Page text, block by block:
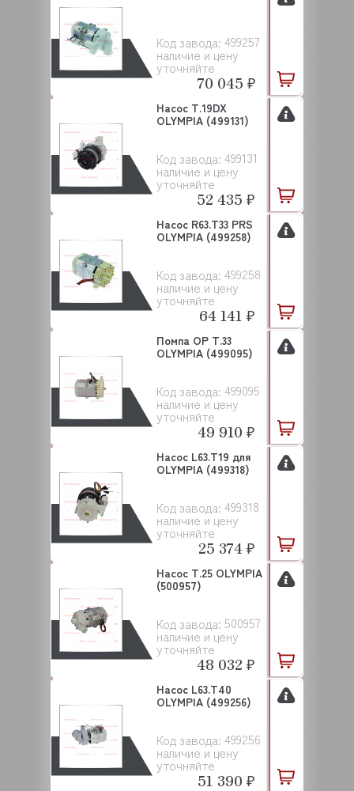
Код завода: 499257
наличие и цену
уточняйте
70 045 ₽
Код завода: 499131
наличие и цену
уточняйте
Насос T.19DX
OLYMPIA (499131)
52 435 ₽
Код завода: 499258
наличие и цену
уточняйте
Насос R63.T33 PRS
OLYMPIA (499258)
64 141 ₽
Код завода: 499095
наличие и цену
уточняйте
Помпа OP T.33
OLYMPIA (499095)
49 910 ₽
Код завода: 499318
наличие и цену
уточняйте
Насос L63.T19 для
OLYMPIA (499318)
25 374 ₽
Код завода: 500957
наличие и цену
уточняйте
Насос T.25 OLYMPIA
(500957)
48 032 ₽
Код завода: 499256
наличие и цену
уточняйте
Насос L63.T40
OLYMPIA (499256)
51 390 ₽